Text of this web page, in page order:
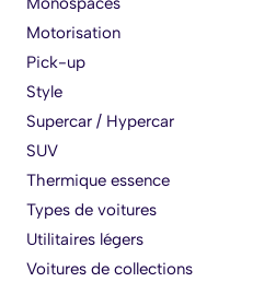
Motorisation
Pick-up
Style
Supercar / Hypercar
SUV
Thermique essence
Types de voitures
Utilitaires légers
Voitures de collections